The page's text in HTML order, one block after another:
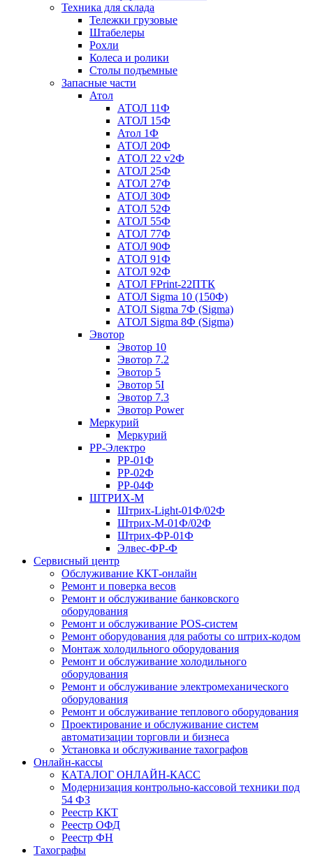
Техника для склада
Тележки грузовые
Штабелеры
Рохли
Колеса и ролики
Столы подъемные
Запасные части
Атол
АТОЛ 11Ф
АТОЛ 15Ф
Атол 1Ф
АТОЛ 20Ф
АТОЛ 22 v2Ф
АТОЛ 25Ф
АТОЛ 27Ф
АТОЛ 30Ф
АТОЛ 52Ф
АТОЛ 55Ф
АТОЛ 77Ф
АТОЛ 90Ф
АТОЛ 91Ф
АТОЛ 92Ф
АТОЛ FPrint-22ПТК
АТОЛ Sigma 10 (150Ф)
АТОЛ Sigma 7Ф (Sigma)
АТОЛ Sigma 8Ф (Sigma)
Эвотор
Эвотор 10
Эвотор 7.2
Эвотор 5
Эвотор 5I
Эвотор 7.3
Эвотор Power
Меркурий
Меркурий
РР-Электро
РР-01Ф
РР-02Ф
РР-04Ф
ШТРИХ-М
Штрих-Light-01Ф/02Ф
Штрих-М-01Ф/02Ф
Штрих-ФР-01Ф
Элвес-ФР-Ф
Сервисный центр
Обслуживание ККТ-онлайн
Ремонт и поверка весов
Ремонт и обслуживание банковского
оборудования
Ремонт и обслуживание POS-систем
Ремонт оборудования для работы со штрих-кодом
Монтаж холодильного оборудования
Ремонт и обслуживание холодильного
оборудования
Ремонт и обслуживание электромеханического
оборудования
Ремонт и обслуживание теплового оборудования
Проектирование и обслуживание систем
автоматизации торговли и бизнеса
Установка и обслуживание тахографов
Онлайн-кассы
КАТАЛОГ ОНЛАЙН-КАСС
Модернизация контрольно-кассовой техники под
54 ФЗ
Реестр ККТ
Реестр ОФД
Реестр ФН
Тахографы